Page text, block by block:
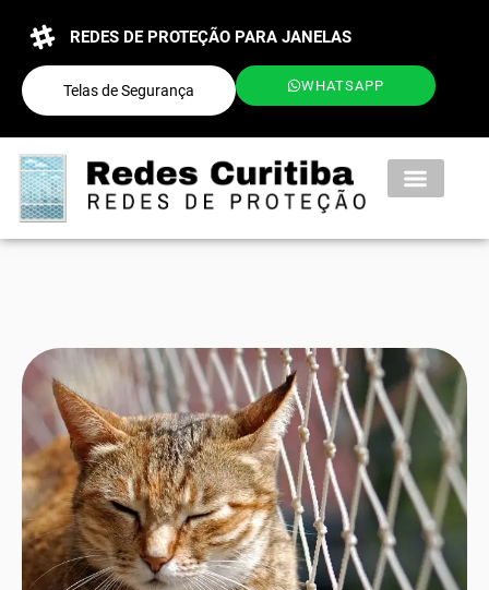
REDES DE PROTEÇÃO PARA JANELAS
Telas de Segurança WHATSAPP